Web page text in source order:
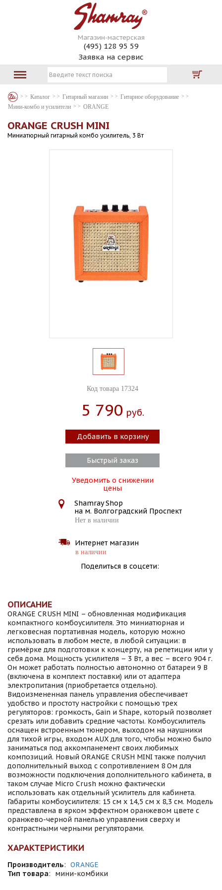
Магазин-мастерская
(495) 128 95 59
Заявка на сервис
Каталог Гитарный магазин
Гитарное оборудование
Мини-комбо и усилители
ORANGE
ORANGE CRUSH MINI
Миниатюрный гитарный комбо усилитель, 3 Вт
Код товара 17324
5 790 Руб.
Добавить в корзину
Быстрый заказ
Уведомить о снижении
цены
Shamray Shop
на м. Волгоградский Проспект
Нет в наличии
Интернет магазин
в наличии
Поделиться в соцсети:
ОПИСАНИЕ
ORANGE CRUSH MINI – обновленная модификация
компактного комбоусилителя. Это миниатюрная и
легковесная портативная модель, которую можно
использовать в любом месте, в любой ситуации: в
гримёрке для подготовки к концерту, на репетиции или у
себя дома. Мощность усилителя – 3 Вт, а вес – всего 904 г.
Он может работать полностью автономно от батареи 9 В
(включена в комплект поставки) или от адаптера
электропитания (приобретается отдельно).
Видоизмененная панель управления обеспечивает
удобство и простоту настройки с помощью трех
регуляторов: громкость, Gain и Shape, который позволяет
срезать или добавить средние частоты. Комбоусилитель
оснащен встроенным тюнером, выходом на наушники
для тихой игры, входом AUX для того, чтобы можно было
заниматься под аккомпанемент своих любимых
композиций. Новый ORANGE CRUSH MINI также получил
дополнительный выход с сопротивлением 8 Ом для
возможности подключения дополнительного кабинета, в
таком случае Micro Crush можно фактически
использовать как отдельный усилитель для кабинета.
Габариты комбоусилителя: 15 см х 14,5 см х 8,3 см. Модель
представлена в ярком эффектном оранжевом цвете с
оранжево-черной панелью управления сверху и
контрастными черными регуляторами.
ХАРАКТЕРИСТИКИ
Производитель: ORANGE
Тип товара: мини-комбики